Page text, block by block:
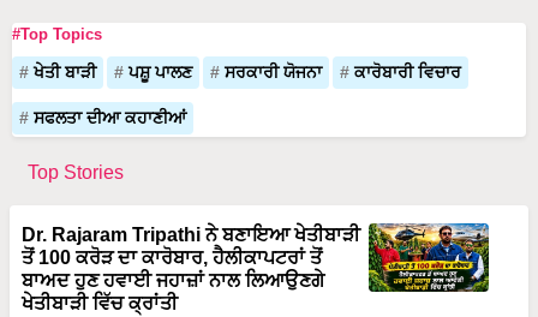
ਖੇਤੀ ਬਾੜੀ
ਸਫਲਤਾ ਦੀਆ ਕਹਾਣੀਆਂ
Top Stories
ਤੋਂ 100 ਕਰੋੜ ਦਾ ਕਾਰੋਬਾਰ, ਹੈਲੀਕਾਪਟਰਾਂ ਤੋਂ
ਬਾਅਦ ਹੁਣ ਹਵਾਈ ਜਹਾਜ਼ਾਂ ਨਾਲ ਲਿਆਉਣਗੇ
ਖੇਤੀਬਾੜੀ ਵਿੱਚ ਕ੍ਰਾਂਤੀ